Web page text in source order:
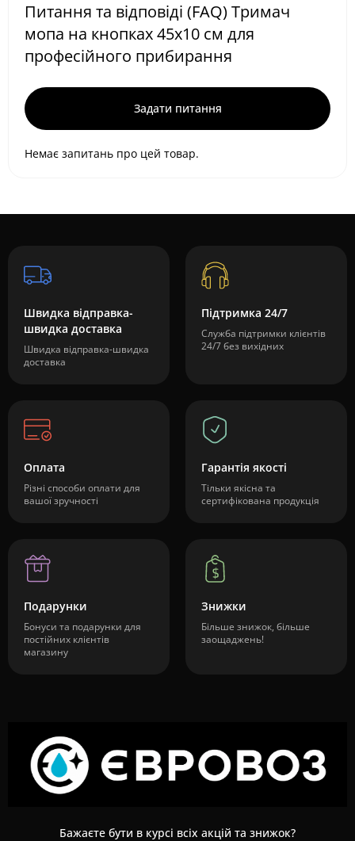
Питання та відповіді (FAQ) Тримач
мопа на кнопках 45x10 см для
професійного прибирання
Задати питання
Немає запитань про цей товар.
Швидка відправка-
швидка доставка
Швидка відправка-швидка
доставка
Підтримка 24/7
Служба підтримки клієнтів
24/7 без вихідних
Оплата
Різні способи оплати для
вашої зручності
Гарантія якості
Тільки якісна та
сертифікована продукція
Подарунки
Бонуси та подарунки для
постійних клієнтів
магазину
Знижки
Більше знижок, більше
заощаджень!
Бажаєте бути в курсі всіх акцій та знижок?